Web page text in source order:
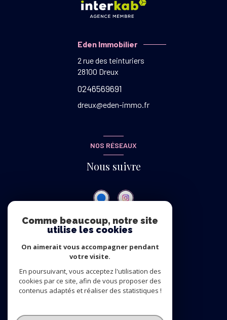
Eden Immobilier
2 rue des teinturiers
28100 Dreux
0246569691
dreux@eden-immo.fr
NOS RÉSEAUX
Nous suivre
Nous adhérons
Comme beaucoup, notre site
utilise les cookies
On aimerait vous accompagner pendant
votre visite.
En poursuivant, vous acceptez l'utilisation des
cookies par ce site, afin de vous proposer des
contenus adaptés et réaliser des statistiques !